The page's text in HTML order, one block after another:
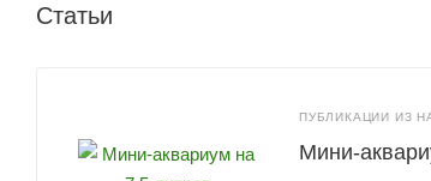
Статьи
ПУБЛИКАЦИИ ИЗ
Мини-